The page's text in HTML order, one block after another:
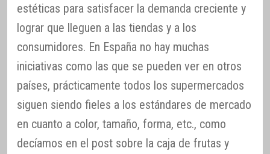
estéticas para satisfacer la demanda creciente y
lograr que lleguen a las tiendas y a los
consumidores. En España no hay muchas
iniciativas como las que se pueden ver en otros
países, prácticamente todos los supermercados
siguen siendo fieles a los estándares de mercado
en cuanto a color, tamaño, forma, etc., como
decíamos en el post sobre la caja de frutas y